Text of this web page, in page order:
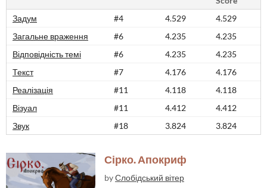
Задум
#4 4.529
4.529
Загальне враження
#6 4.235
4.235
Відповідність темі
#6 4.235
4.235
Текст
#7 4.176
4.176
Реалізація
#11 4.118
4.118
Візуал
#11 4.412
4.412
Звук
#18 3.824 3.824
Сірко. Апокриф
byСлобідський вітер